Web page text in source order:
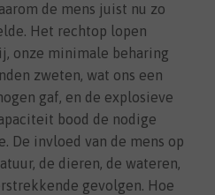
de mens juist nu zo
Het rechtop lopen
onze minimale beharing
zweten, wat ons een
gaf, en de explosieve
bood de nodige
De invloed van de mens op
de dieren, de wateren,
gevolgen. Hoe